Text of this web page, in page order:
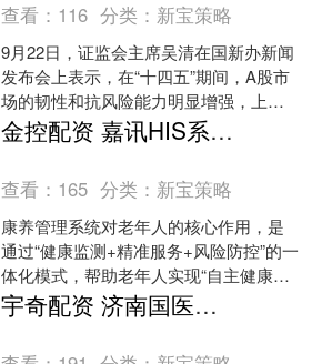
查看： 116 分类： 新宝策略
9月22日，证监会主席吴清在国新办新闻
发布会上表示，在“十四五”期间，A股市
场的韧性和抗风险能力明显增强，上证
综指年化波动率15.9%，较“十三五”下降
了2.8....
金控配资 嘉讯HIS系统：康养管理系统对老年人的重要作用
查看： 165 分类： 新宝策略
康养管理系统对老年人的核心作用，是
通过“健康监测+精准服务+风险防控”的一
体化模式，帮助老年人实现“自主健康管
理”与“高质量晚年生活”，具体体现在以
下4个关键维....
宇奇配资 济南国医堂王敦仁主任：肺癌转移别慌！这4个常见部位及症状要认清